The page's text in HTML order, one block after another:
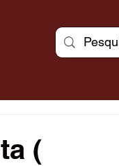
(